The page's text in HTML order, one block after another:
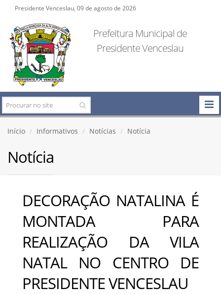
Presidente Venceslau, 09 de agosto de 2026
Prefeitura Municipal de
Presidente Venceslau
Início Informativos Notícias Notícia
Notícia
DECORAÇÃO NATALINA É
MONTADA PARA
REALIZAÇÃO DA VILA
NATAL NO CENTRO DE
PRESIDENTE VENCESLAU